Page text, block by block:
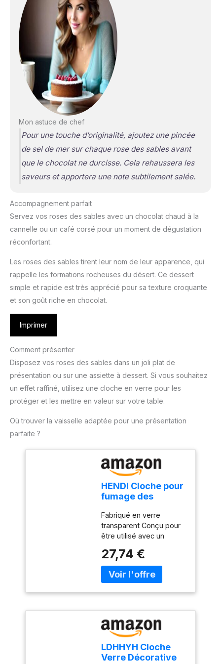
Mon astuce de chef
Pour une touche d’originalité, ajoutez une pincée
de sel de mer sur chaque rose des sables avant
que le chocolat ne durcisse. Cela rehaussera les
saveurs et apportera une note subtilement salée.
Accompagnement parfait
Servez vos roses des sables avec un chocolat chaud à la
cannelle ou un café corsé pour un moment de dégustation
réconfortant.
Les roses des sables tirent leur nom de leur apparence, qui
rappelle les formations rocheuses du désert. Ce dessert
simple et rapide est très apprécié pour sa texture croquante
et son goût riche en chocolat.
Imprimer
Comment présenter
Disposez vos roses des sables dans un joli plat de
présentation ou sur une assiette à dessert. Si vous souhaitez
un effet raffiné, utilisez une cloche en verre pour les
protéger et les mettre en valeur sur votre table.
Où trouver la vaisselle adaptée pour une présentation
parfaite ?
HENDI Cloche pour
fumage des
présentation des
plats, compatible
avec pistolets et
infuseurs à fumée,
avec joint
d'étanchéité,
⌀275x(H)140mm,
verre transparent
Fabriqué en verre
transparent Conçu pour
être utilisé avec un
fumage Avec joint sur le
bord inférieur pour
retenir la fumée pendant
27,74 €
LDHHYH Cloche
Verre Décorative